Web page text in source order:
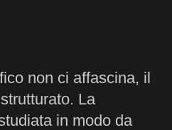
non ci affascina, il
La
in modo da